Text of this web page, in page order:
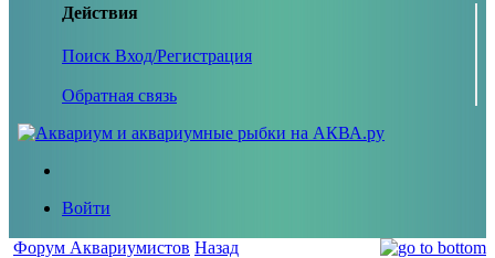
Действия
Поиск Вход/Регистрация
Обратная связь
Войти
Форум Аквариумистов Назад